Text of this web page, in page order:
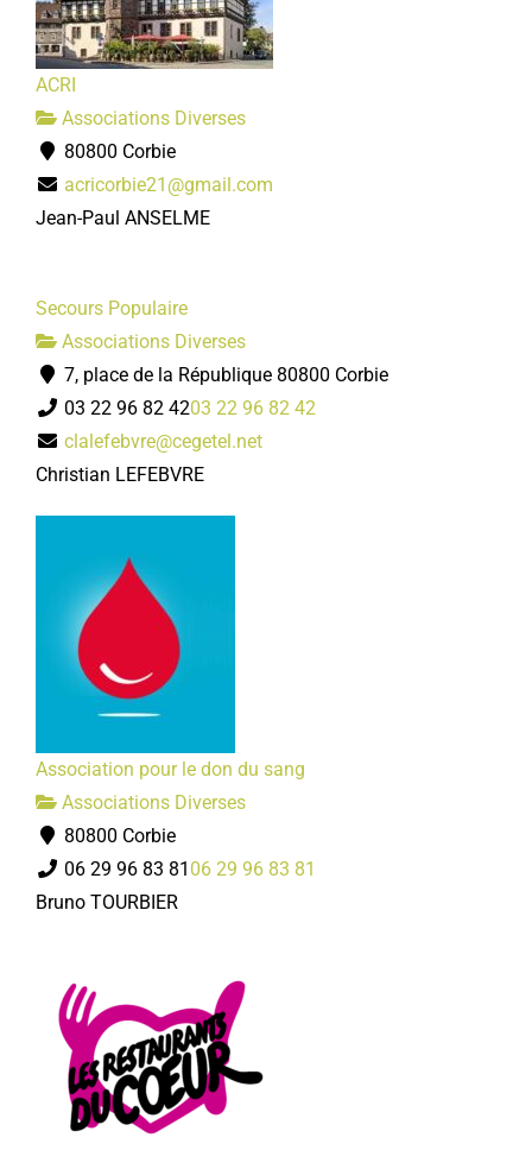
ACRI
Associations Diverses
80800 Corbie
acricorbie21@gmail.com
Jean-Paul ANSELME
Secours Populaire
Associations Diverses
7, place de la République 80800 Corbie
03 22 96 82 4203 22 96 82 42
clalefebvre@cegetel.net
Christian LEFEBVRE
Association pour le don du sang
Associations Diverses
80800 Corbie
06 29 96 83 81 06 29 96 83 81
Bruno TOURBIER